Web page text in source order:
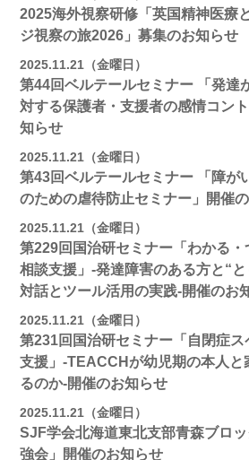
2025海外視察研修「英国精神医療
ジ視察の旅2026」募集のお知らせ
2025.11.21（金曜日）
第44回ベルテールセミナー 「発達
対する保護者・支援者の感情コン
知らせ
2025.11.21（金曜日）
第43回ベルテールセミナー 「障が
のための虐待防止セミナー」開催
2025.11.21（金曜日）
第229回国治研セミナー「わかる
相談支援」-発達障害のある方と“
対話とツール活用の実践-開催のお
2025.11.21（金曜日）
第231回国治研セミナー「自閉症ス
支援」-TEACCHが幼児期の本人と
るのか-開催のお知らせ
2025.11.21（金曜日）
SJF学会北海道東北支部青森ブロ
強会」開催のお知らせ